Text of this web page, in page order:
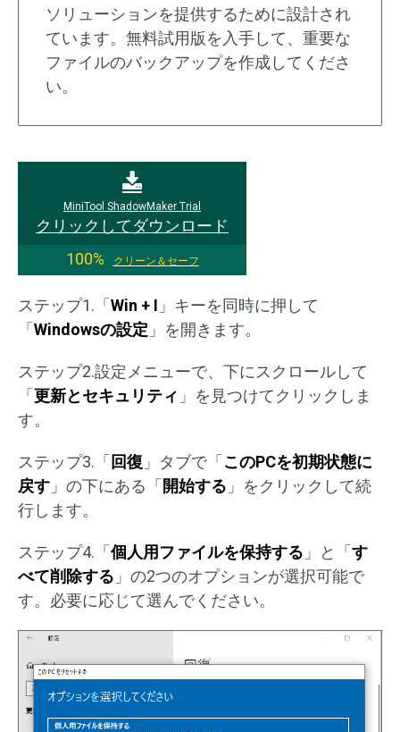
ソリューションを提供するために設計され
ています。無料試用版を入手して、重要な
ファイルのバックアップを作成してくださ
い。
MiniTool ShadowMaker Trial
クリックしてダウンロード
100%
クリーン＆セーフ
ステップ1.「 Win + I 」キーを同時に押して
「 Windowsの設定 」を開きます。
ステップ2.設定メニューで、下にスクロールして
「 更新とセキュリティ 」を見つけてクリックしま
す。
ステップ3.「 回復 」タブで「 このPCを初期状態に
戻す 」の下にある「 開始する 」をクリックして続
行します。
ステップ4.「 個人用ファイルを保持する 」と「 す
べて削除する 」の2つのオプションが選択可能で
す。必要に応じて選んでください。